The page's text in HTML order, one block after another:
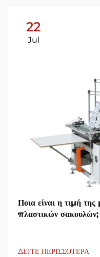
22
Jul
Ποια είναι η τιμή
πλαστικών σακουλών;
ΔΕΙΤΕ ΠΕΡΙΣΣΟΤΕΡΑ